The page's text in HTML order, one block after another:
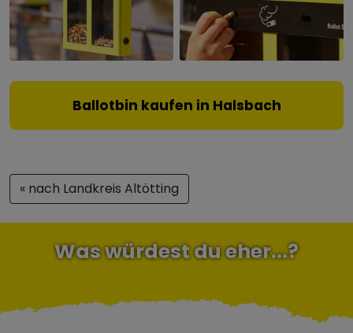
Ballotbin kaufen in Halsbach
« nach Landkreis Altötting
Was würdest du eher...?